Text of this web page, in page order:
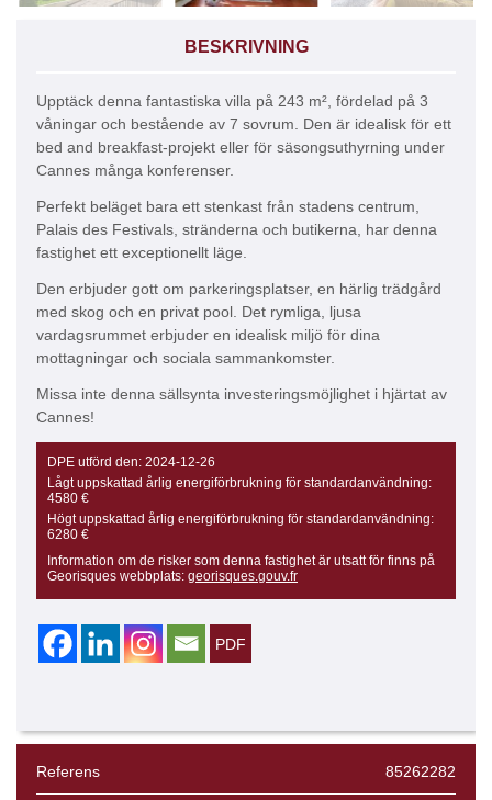
BESKRIVNING
Upptäck denna fantastiska villa på 243 m², fördelad på 3
våningar och bestående av 7 sovrum. Den är idealisk för ett
bed and breakfast-projekt eller för säsongsuthyrning under
Cannes många konferenser.
Perfekt beläget bara ett stenkast från stadens centrum,
Palais des Festivals, stränderna och butikerna, har denna
fastighet ett exceptionellt läge.
Den erbjuder gott om parkeringsplatser, en härlig trädgård
med skog och en privat pool. Det rymliga, ljusa
vardagsrummet erbjuder en idealisk miljö för dina
mottagningar och sociala sammankomster.
Missa inte denna sällsynta investeringsmöjlighet i hjärtat av
Cannes!
DPE utförd den: 2024-12-26
Lågt uppskattad årlig energiförbrukning för standardanvändning:
4580 €
Högt uppskattad årlig energiförbrukning för standardanvändning:
6280 €
Information om de risker som denna fastighet är utsatt för finns på
Georisques webbplats: georisques.gouv.fr
Referens 85262282